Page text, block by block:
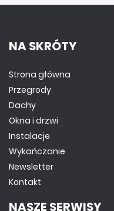
NA SKRÓTY
Strona główna
Przegrody
Dachy
Okna i drzwi
Instalacje
Wykańczanie
Newsletter
Kontakt
NASZE SERWISY